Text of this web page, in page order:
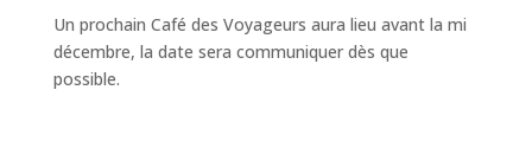
Un prochain Café des Voyageurs aura lieu avant la mi
décembre, la date sera communiquer dès que
possible.